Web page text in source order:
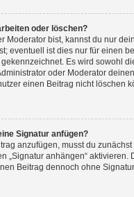
oder löschen?
Moderator bist, kannst du nur
eventuell ist dies nur für einen
Es wird sowohl
oder Moderator
einen Beitrag nicht löschen
Signatur anfügen?
anzufügen, musst du
„Signatur anhängen“
Beitrag dennoch ohne